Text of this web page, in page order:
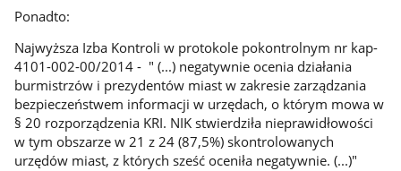
Ponadto:
Najwyższa Izba Kontroli w protokole pokontrolnym nr kap-
4101-002-00/2014 - " (...) negatywnie ocenia działania
burmistrzów i prezydentów miast w zakresie zarządzania
bezpieczeństwem informacji w urzędach, o którym mowa w
§ 20 rozporządzenia KRI. NIK stwierdziła nieprawidłowości
w tym obszarze w 21 z 24 (87,5%) skontrolowanych
urzędów miast, z których sześć oceniła negatywnie. (...)"